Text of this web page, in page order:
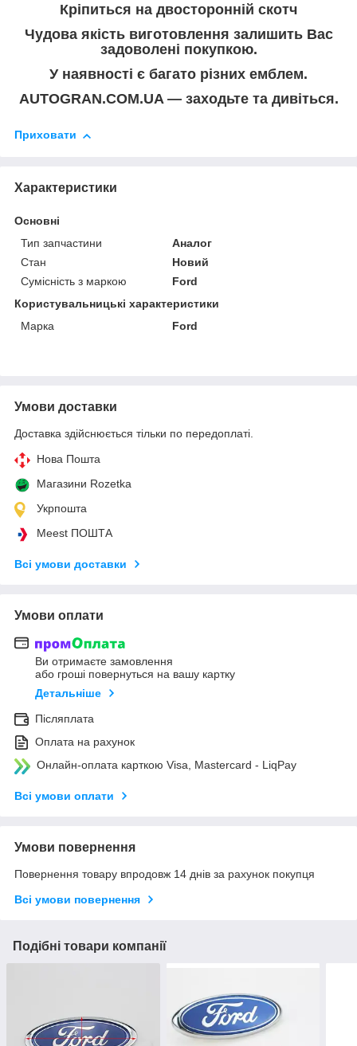
Кріпиться на двосторонній скотч
Чудова якість виготовлення залишить Вас
задоволені покупкою.
У наявності є багато різних емблем.
AUTOGRAN.COM.UA — заходьте та дивіться.
Приховати
Характеристики
Основні
Тип запчастини
Аналог
Стан
Новий
Сумісність з маркою
Ford
Користувальницькі характеристики
Марка
Ford
Умови доставки
Доставка здійснюється тільки по передоплаті.
Нова Пошта
Магазини Rozetka
Укрпошта
Meest ПОШТА
Всі умови доставки
Умови оплати
Ви отримаєте замовлення
або гроші повернуться на вашу картку
Детальніше
Післяплата
Оплата на рахунок
Онлайн-оплата карткою Visa, Mastercard - LiqPay
Всі умови оплати
Умови повернення
Повернення товару впродовж 14 днів за рахунок покупця
Всі умови повернення
Подібні товари компанії